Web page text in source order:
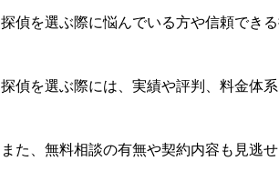
探偵を選ぶ際に悩んでいる方や信頼でき
探偵を選ぶ際には、実績や評判、料金体
また、無料相談の有無や契約内容も見逃せ